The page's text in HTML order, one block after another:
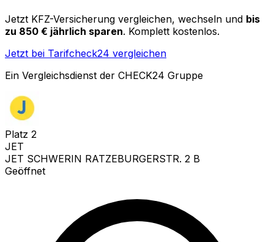
Jetzt KFZ-Versicherung vergleichen, wechseln und bis
zu 850 € jährlich sparen. Komplett kostenlos.
Jetzt bei Tarifcheck24 vergleichen
Ein Vergleichsdienst der CHECK24 Gruppe
Platz 2
JET
JET SCHWERIN RATZEBURGERSTR. 2 B
Geöffnet